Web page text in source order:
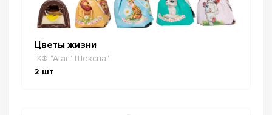
Цветы жизни
"КФ "Атаг" Шексна"
2 шт